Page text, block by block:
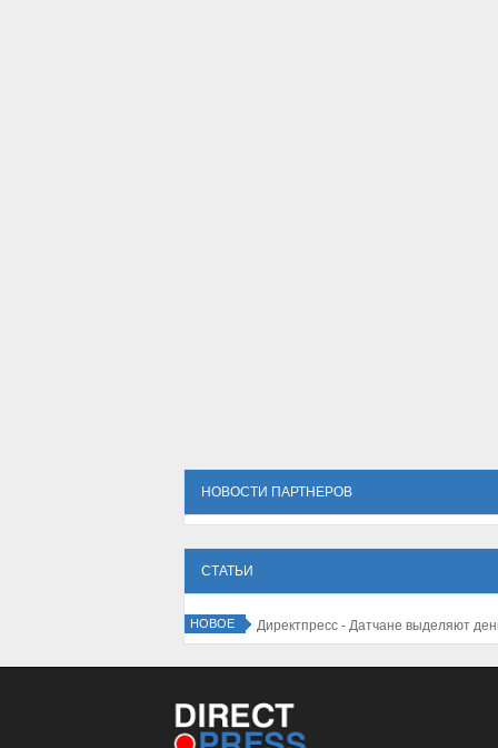
НОВОСТИ ПАРТНЕРОВ
СТАТЬИ
НОВОЕ Директпресс - Датчане выделяют